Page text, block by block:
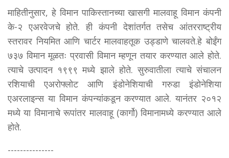
माहितीनुसार, हे विमान पाकिस्तानच्या खासगी मालवाहू विमान कंपनी
के-२ एअरवेजचे होते. ही कंपनी देशांतर्गत तसेच आंतरराष्ट्रीय
स्तरावर नियमित आणि चार्टर मालवाहतूक उड्डाणे चालवते.हे बोईंग
७३७ विमान मूळतः प्रवासी विमान म्हणून तयार करण्यात आले होते.
त्याचे उत्पादन १९९९ मध्ये झाले होते. सुरुवातीला त्याचे संचालन
रशियाची एअरोफ्लोट आणि इंडोनेशियाची गरुडा इंडोनेशिया
एअरलाइन्स या विमान कंपन्यांकडून करण्यात आले. यानंतर २०१२
मध्ये या विमानाचे रूपांतर मालवाहू (कार्गो) विमानामध्ये करण्यात आले
होते.
---------------